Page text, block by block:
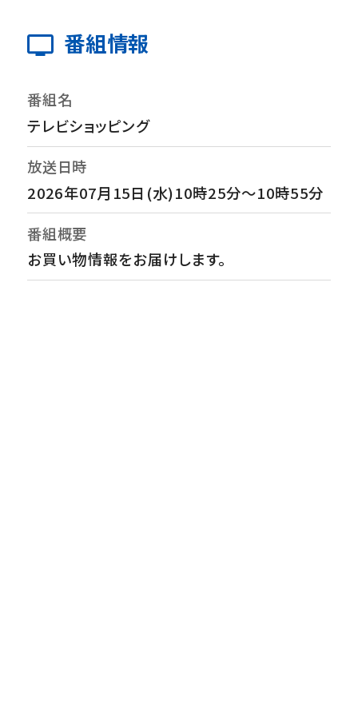
番組情報
番組名
テレビショッピング
放送日時
2026年07月15日(水)10時25分～10時55分
番組概要
お買い物情報をお届けします。